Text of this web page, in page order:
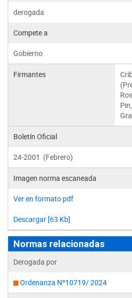
derogada
Compete a
Gobierno
Firmantes
Boletín Oficial
24-2001 (Febrero)
Imagen norma escaneada
Ver en formato pdf
Descargar [63 Kb]
Normas relacionadas
Derogada por
Ordenanza Nº10719/ 2024